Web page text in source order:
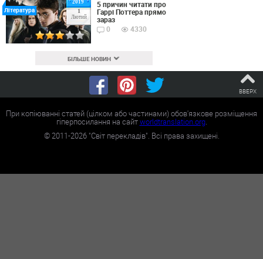
2019
1
Лютий
Література
5 причин читати про
Гаррі Поттера прямо
зараз
0
4330
БІЛЬШЕ НОВИН
ВВЕРХ
При копіюванні статей (цілком або частинами) обов'язкове розміщення
гіперпосилання на сайтworldtranslation.org.
©2011-2026"Світ перекладів". Всі права захищені.